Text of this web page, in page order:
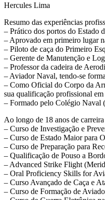
Hercules Lima
Resumo das experiências
– Prático dos portos do Estado
– Aprovado em primeiro lugar
– Piloto de caça do Primeiro
– Gerente de Manutenção e
– Professor da cadeira de
– Aviador Naval, tendo-se
– Como Oficial do Corpo da
sua qualificação profissional
– Formado pelo Colégio Naval
Ao longo de 18 anos de
– Curso de Investigação e
– Curso de Estado Maior para
– Curso de Preparação para
– Qualificação de Pouso a
– Advanced Strike Flight
– Oral Proficiency Skills for
– Curso Avançado de Caça e
– Curso de Formação de